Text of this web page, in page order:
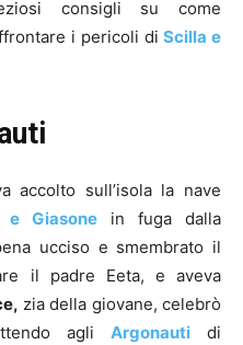
consigli su come
i pericoli diScilla e
accolto sull’isola la nave
e Giasone
in fuga dalla
ucciso e smembrato il
il padre Eeta, e aveva
zia della giovane, celebrò
agli Argonauti
di